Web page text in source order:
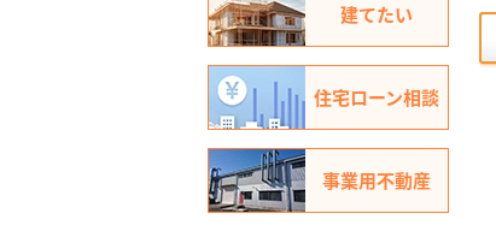
建てたい
住宅ローン相談
事業用不動産